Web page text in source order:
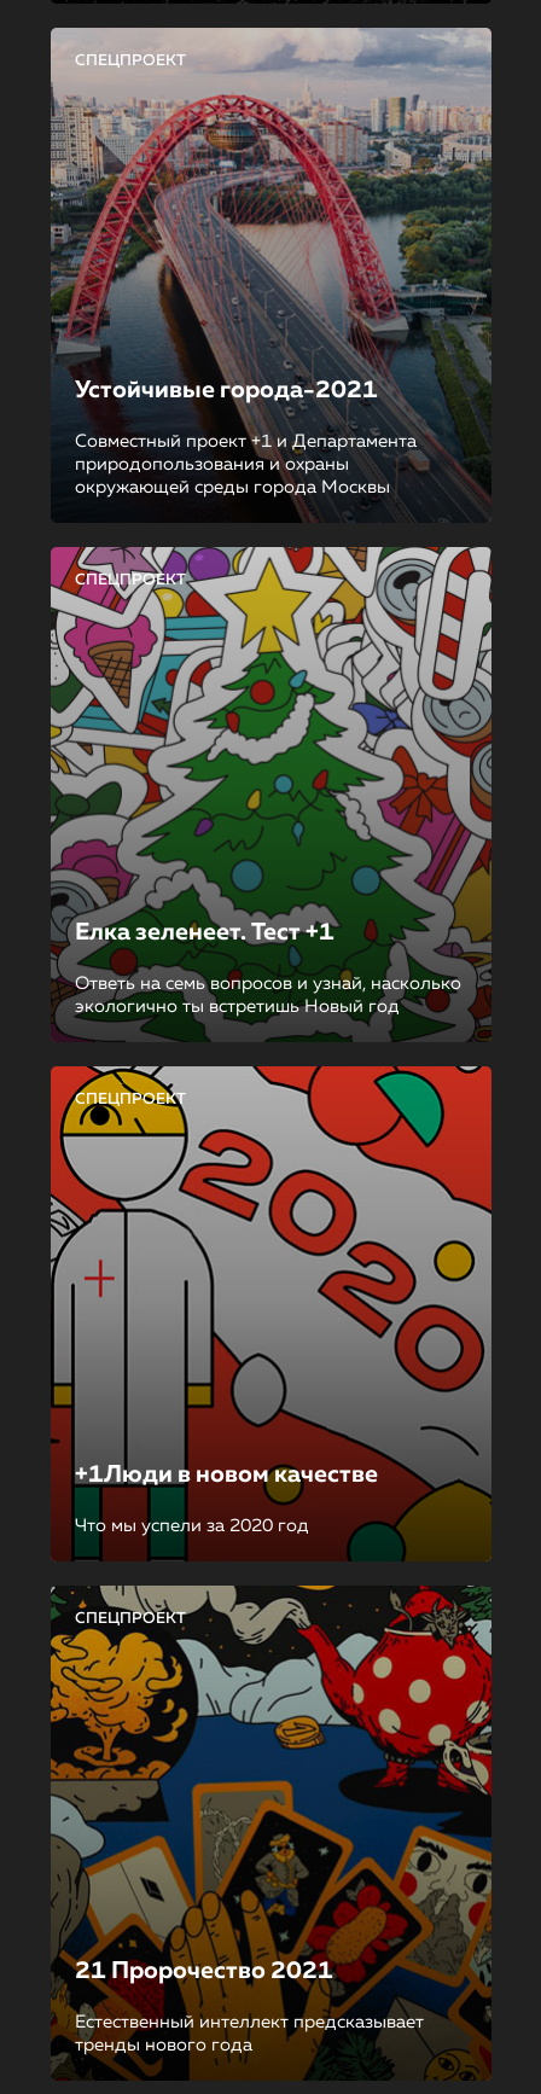
СПЕЦПРОЕКТ
Устойчивые города-2021
Совместный проект +1 и Департамента
природопользования и охраны
окружающей среды города Москвы
СПЕЦПРОЕКТ
Елка зеленеет. Тест +1
Ответь на семь вопросов и узнай, насколько
экологично ты встретишь Новый год
СПЕЦПРОЕКТ
+1Люди в новом качестве
Что мы успели за 2020 год
СПЕЦПРОЕКТ
21 Пророчество 2021
Естественный интеллект предсказывает
тренды нового года